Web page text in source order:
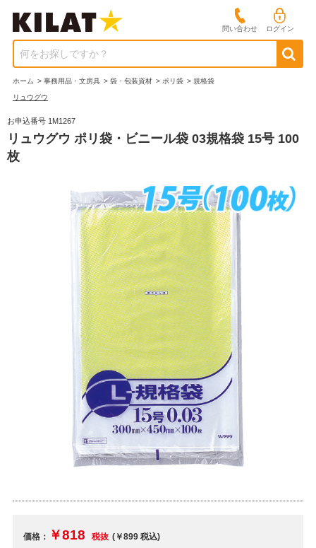
問い合わせ ログイン
何をお探しですか？
ホーム > 事務用品・文房具 > 袋・包装資材 > ポリ袋 > 規格袋
リュウグウ
お申込番号 1M1267
リュウグウ ポリ袋・ビニール袋 03規格袋 15号 100
枚
価格： ￥818 税抜 (￥899税込)